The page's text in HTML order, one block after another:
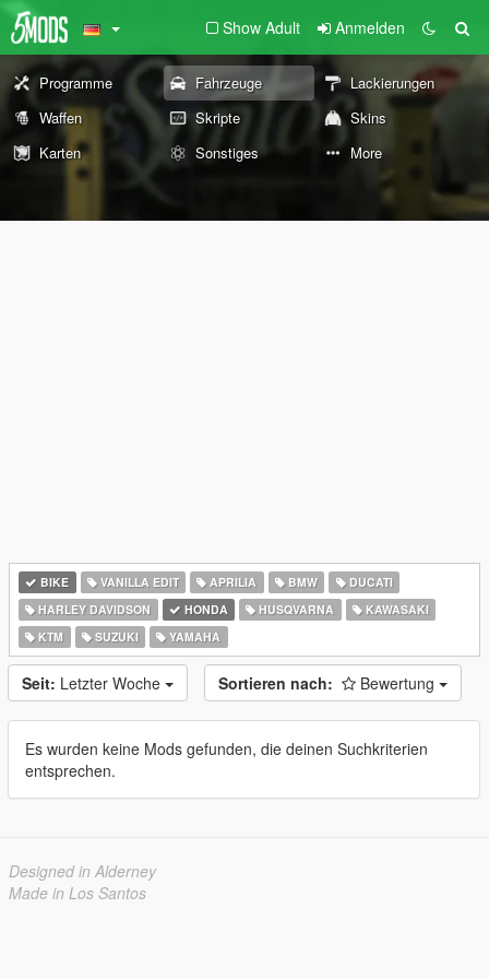
Show Adult Anmelden
Programme Fahrzeuge
Lackierungen
Waffen
Skripte
Skins
Karten
Sonstiges More
BIKE VANILLA EDIT APRILIA BMW
DUCATI
HARLEY DAVIDSON
HONDA HUSQVARNA
KAWASAKI
KTM
SUZUKI YAMAHA
Seit: Letzter Woche Sortieren nach: Bewertung
Es wurden keine Mods gefunden, die deinen Suchkriterien
entsprechen.
Designed in Alderney
Made in Los Santos